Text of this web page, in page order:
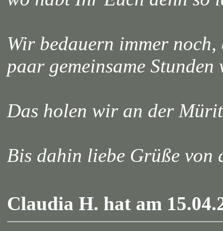
Wir bedauern immer
paar gemeinsame
Das holen wir an der
Bis dahin liebe Grüße von
Claudia H. hat am